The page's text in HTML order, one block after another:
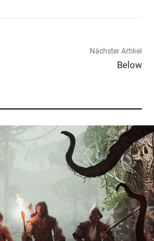
Nächster Artikel
Below